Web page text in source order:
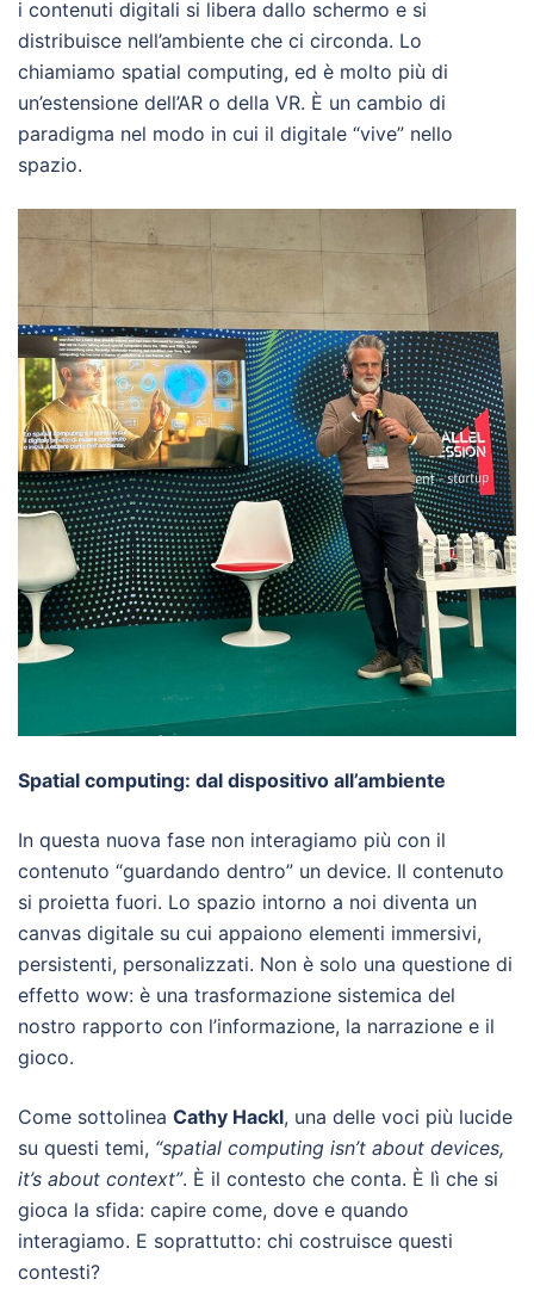
i contenuti digitali si libera dallo schermo e si
distribuisce nell’ambiente che ci circonda. Lo
chiamiamo spatial computing, ed è molto più di
un’estensione dell’AR o della VR. È un cambio di
paradigma nel modo in cui il digitale “vive” nello
spazio.
Spatial computing: dal dispositivo all’ambiente
In questa nuova fase non interagiamo più con il
contenuto “guardando dentro” un device. Il contenuto
si proietta fuori. Lo spazio intorno a noi diventa un
canvas digitale su cui appaiono elementi immersivi,
persistenti, personalizzati. Non è solo una questione di
effetto wow: è una trasformazione sistemica del
nostro rapporto con l’informazione, la narrazione e il
gioco.
Come sottolinea Cathy Hackl, una delle voci più lucide
su questi temi, “spatial computing isn’t about devices,
it’s about context”. È il contesto che conta. È lì che si
gioca la sfida: capire come, dove e quando
interagiamo. E soprattutto: chi costruisce questi
contesti?